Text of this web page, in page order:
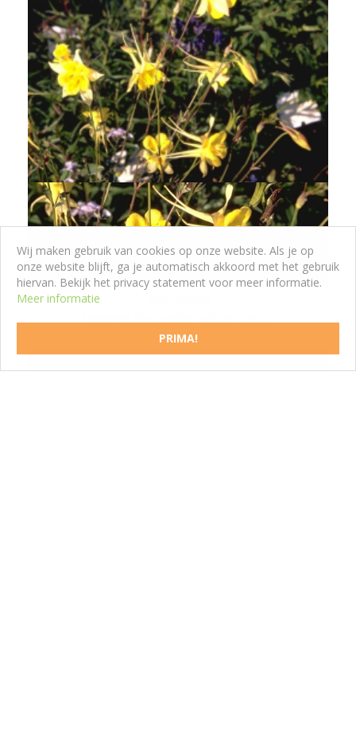
PRIMA!
Wij maken gebruik van cookies op onze website. Als je op
onze website blijft, ga je automatisch akkoord met het gebruik
hiervan. Bekijk het privacy statement voor meer informatie.
Meer informatie